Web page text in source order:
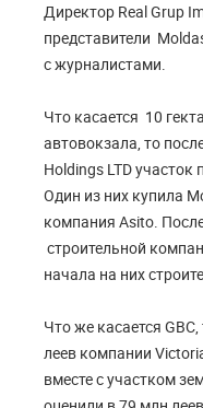
Директор Real Grup
представители
с журналистами.
Что касается 10
автовокзала, то
Holdings LTD участок
Один из них купила
компания Asito.
строительной
начала на них
Что же касается
леев компании
вместе с участком